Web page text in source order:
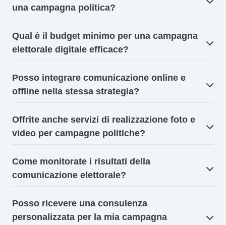
una campagna politica?
Qual è il budget minimo per una campagna
elettorale digitale efficace?
Posso integrare comunicazione online e
offline nella stessa strategia?
Offrite anche servizi di realizzazione foto e
video per campagne politiche?
Come monitorate i risultati della
comunicazione elettorale?
Posso ricevere una consulenza
personalizzata per la mia campagna